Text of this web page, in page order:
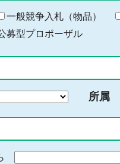
一般競争入札（物品）
募型プロポーザル
所属